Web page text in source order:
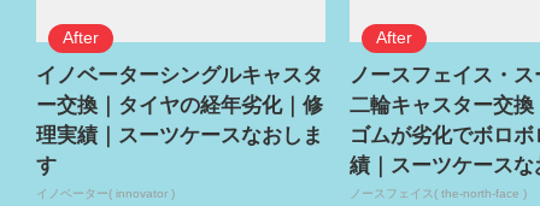
イノベーターシングルキャスタ
ー交換｜タイヤの経年劣化｜修
理実績｜スーツケースなおしま
す
イノベーター( innovator )
ノースフェイス・
二輪キャスター交換
ゴムが劣化でボロ
績｜スーツケースな
ノースフェイス( the-north-face )